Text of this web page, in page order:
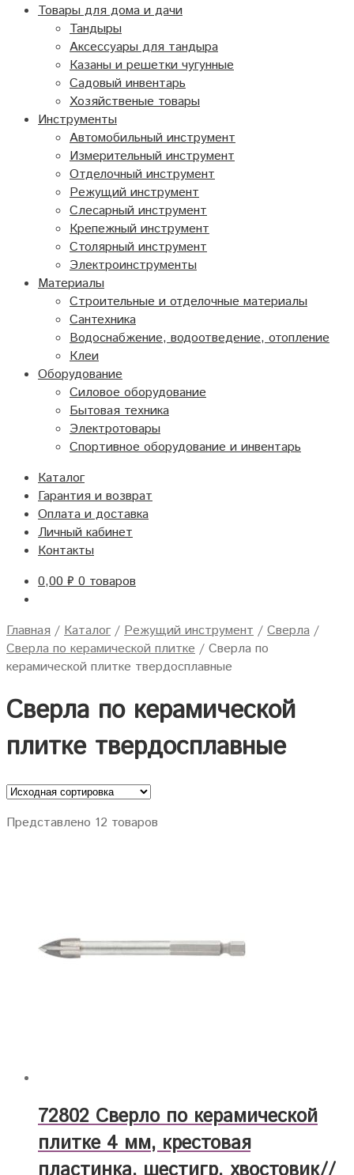
Товары для дома и дачи
Тандыры
Аксессуары для тандыра
Казаны и решетки чугунные
Садовый инвентарь
Хозяйственые товары
Инструменты
Автомобильный инструмент
Измерительный инструмент
Отделочный инструмент
Режущий инструмент
Слесарный инструмент
Крепежный инструмент
Столярный инструмент
Электроинструменты
Материалы
Строительные и отделочные материалы
Сантехника
Водоснабжение, водоотведение, отопление
Клеи
Оборудование
Силовое оборудование
Бытовая техника
Электротовары
Спортивное оборудование и инвентарь
Каталог
Гарантия и возврат
Оплата и доставка
Личный кабинет
Контакты
0,00₽ 0 товаров
Главная / Каталог / Режущий инструмент / Сверла /
Сверла по керамической плитке / Сверла по
керамической плитке твердосплавные
Сверла по керамической
плитке твердосплавные
Представлено 12 товаров
72802 Сверло по керамической
плитке 4 мм, крестовая